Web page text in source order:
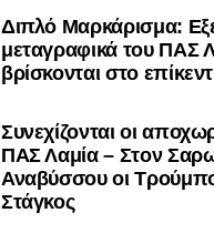
Διπλό Μαρκάρισμα:
μεταγραφικά του ΠΑΣ
βρίσκονται στο
Συνεχίζονται οι
ΠΑΣ Λαμία – Στον
Αναβύσσου οι
Στάγκος